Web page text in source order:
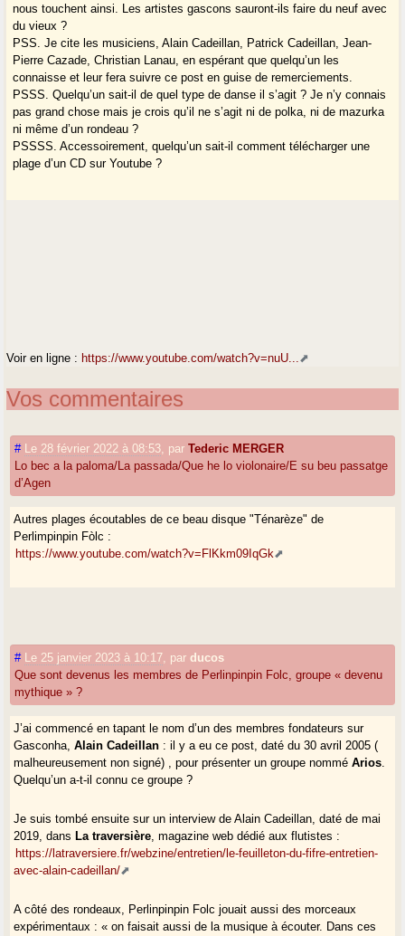
nous touchent ainsi. Les artistes gascons sauront-ils faire du neuf avec
du vieux ?
PSS. Je cite les musiciens, Alain Cadeillan, Patrick Cadeillan, Jean-
Pierre Cazade, Christian Lanau, en espérant que quelqu’un les
connaisse et leur fera suivre ce post en guise de remerciements.
PSSS. Quelqu’un sait-il de quel type de danse il s’agit ? Je n’y connais
pas grand chose mais je crois qu’il ne s’agit ni de polka, ni de mazurka
ni même d’un rondeau ?
PSSSS. Accessoirement, quelqu’un sait-il comment télécharger une
plage d’un CD sur Youtube ?
Voir en ligne : https://www.youtube.com/watch?v=nuU...
Vos commentaires
# Le 28 février 2022 à 08:53 parTederic MERGER
Lo bec a la paloma/La passada/Que he lo violonaire/E su beu passatge
d’Agen
Autres plages écoutables de ce beau disque "Ténarèze" de
Perlimpinpin Fòlc :
https://www.youtube.com/watch?v=FlKkm09IqGk
# Le 25 janvier 2023 à 10:17 parducos
Que sont devenus les membres de Perlinpinpin Folc, groupe « devenu
mythique » ?
J’ai commencé en tapant le nom d’un des membres fondateurs sur
Gasconha,Alain Cadeillan : il y a eu ce post, daté du 30 avril 2005 (
malheureusement non signé) , pour présenter un groupe nomméArios
Quelqu’un a-t-il connu ce groupe ?
Je suis tombé ensuite sur un interview de Alain Cadeillan, daté de mai
2019, dans La traversière , magazine web dédié aux flutistes :
https://latraversiere.fr/webzine/entretien/le-feuilleton-du-fifre-entretien-
avec-alain-cadeillan/
A côté des rondeaux, Perlinpinpin Folc jouait aussi des morceaux
expérimentaux : « on faisait aussi de la musique à écouter. Dans ces